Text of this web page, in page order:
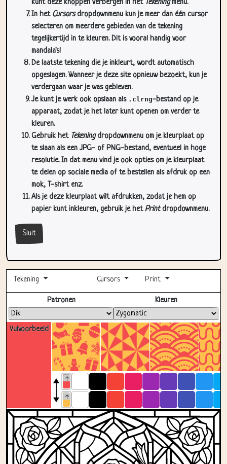
kunt deze knoppen verbergen in het Tekeningmenu.
In het Cursorsdropdownmenu kun je meer dan één cursor
selecteren om meerdere gebieden van de tekening
tegelijkertijd in te kleuren. Dit is vooral handig voor
mandala's!
De laatste tekening die je inkleurt, wordt automatisch
opgeslagen. Wanneer je deze site opnieuw bezoekt, kun je
verdergaan waar je was gebleven.
Je kunt je werk ook opslaan als .clrng-bestand op je
apparaat, zodat je het later kunt openen om verder te
kleuren.
Gebruik het Tekeningdropdownmenu om je kleurplaat op
te slaan als een JPG- of PNG-bestand, eventueel in hoge
resolutie. In dat menu vind je ook opties om je kleurplaat
te delen op sociale media of te bestellen als afdruk op een
mok, T-shirt enz.
Als je deze kleurplaat wilt afdrukken, zodat je hem op
papier kunt inkleuren, gebruik je hetPrintdropdownmenu.
Sluit
Tekening Cursors Print
Volledig scherm
Vulvoorbeeld
Patronen Kleuren